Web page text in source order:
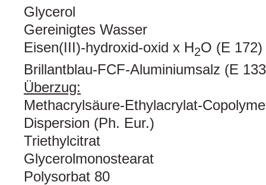
Glycerol
Gereinigtes Wasser
Eisen(III)-hydroxid-oxid x H2O (E 172)
Brillantblau-FCF-Aluminiumsalz (E
Überzug:
Methacrylsäure-Ethylacrylat-
Dispersion (Ph. Eur.)
Triethylcitrat
Glycerolmonostearat
Polysorbat 80